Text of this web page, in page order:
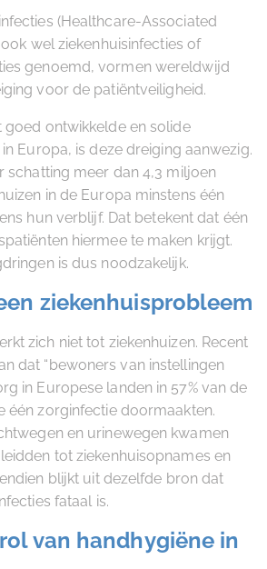
(Healthcare-Associated
ook wel ziekenhuisinfecties of
genoemd, vormen wereldwijd
voor de patiëntveiligheid.
goed ontwikkelde en solide
Europa, is deze dreiging aanwezig.
schatting meer dan 4,3 miljoen
in de Europa minstens één
hun verblijf. Dat betekent dat één
hiermee te maken krijgt.
is dus noodzakelijk.
ziekenhuisprobleem
zich niet tot ziekenhuizen. Recent
dat “bewoners van instellingen
in Europese landen in 57% van de
één zorginfectie doormaakten.
en urinewegen kwamen
tot ziekenhuisopnames en
blijkt uit dezelfde bron dat
fataal is.
van handhygiëne in